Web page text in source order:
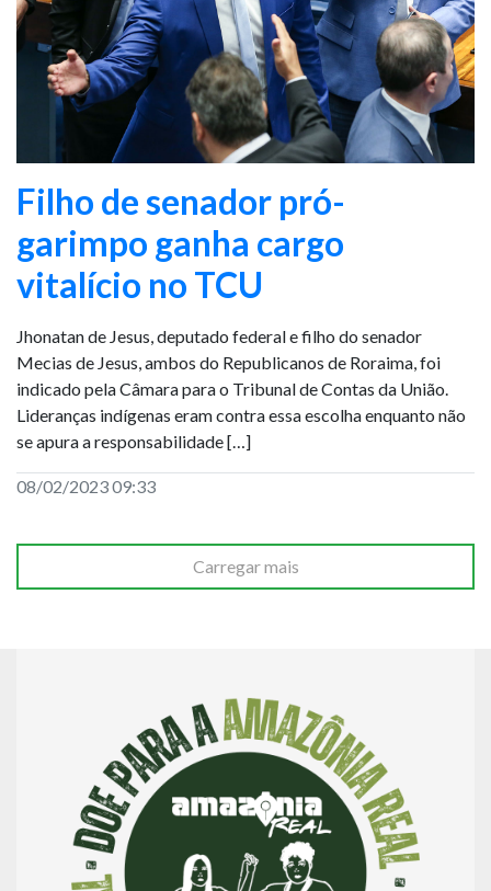
Filho de senador pró-
garimpo ganha cargo
vitalício no TCU
Jhonatan de Jesus, deputado federal e filho do senador
Mecias de Jesus, ambos do Republicanos de Roraima, foi
indicado pela Câmara para o Tribunal de Contas da União.
Lideranças indígenas eram contra essa escolha enquanto não
se apura a responsabilidade […]
08/02/2023 09:33
Carregar mais